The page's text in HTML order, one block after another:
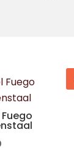
Huidige